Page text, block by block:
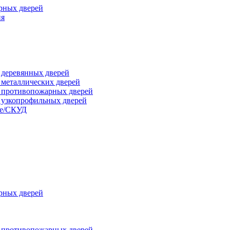
дверей
дверей
дверей
дверей
дверей
СКУД
дверей